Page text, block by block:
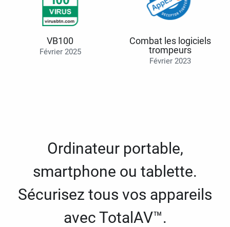
VB100
Février 2025
Combat les logiciels
trompeurs
Février 2023
Ordinateur portable,
smartphone ou tablette.
Sécurisez tous vos appareils
avec TotalAV™.